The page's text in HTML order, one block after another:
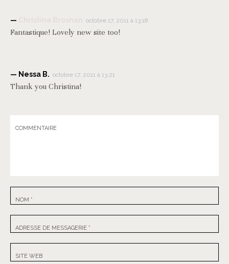
octobre 17, 2011 à 13:18
Fantastique! Lovely new site too!
Nessa B. octobre 17, 2011 à 13:21
Thank you Christina!
COMMENTAIRE
NOM *
ADRESSE DE MESSAGERIE *
SITE WEB